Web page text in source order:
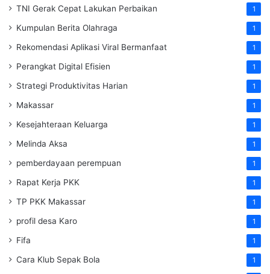
TNI Gerak Cepat Lakukan Perbaikan 1
Kumpulan Berita Olahraga 1
Rekomendasi Aplikasi Viral Bermanfaat 1
Perangkat Digital Efisien 1
Strategi Produktivitas Harian 1
Makassar 1
Kesejahteraan Keluarga 1
Melinda Aksa 1
pemberdayaan perempuan 1
Rapat Kerja PKK 1
TP PKK Makassar 1
profil desa Karo 1
Fifa 1
Cara Klub Sepak Bola 1